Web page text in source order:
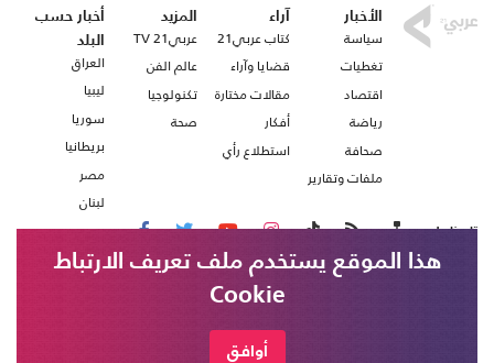
الأخبار
سياسة
تغطيات
اقتصاد
رياضة
صحافة
ملفات وتقارير
آراء
كتاب عربي21
قضايا وآراء
مقالات مختارة
أفكار
استطلاع رأي
المزيد
عربي21 TV
عالم الفن
تكنولوجيا
صحة
أخبار حسب
البلد
العراق
ليبيا
سوريا
بريطانيا
مصر
لبنان
تابعنا على
هذا الموقع يستخدم ملف تعريف الارتباط
Cookie
أوافق